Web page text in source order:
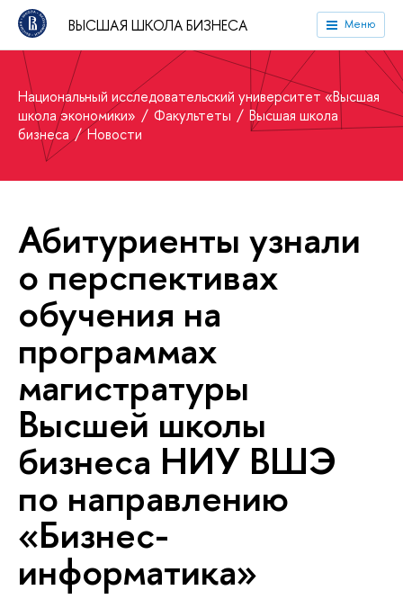
ВЫСШАЯ ШКОЛА БИЗНЕСА Меню
Национальный исследовательский университет «Высшая
школа экономики»
Факультеты
Высшая школа
бизнеса
Новости
Абитуриенты узнали
о перспективах
обучения на
программах
магистратуры
Высшей школы
бизнеса НИУ ВШЭ
по направлению
«Бизнес-
информатика»